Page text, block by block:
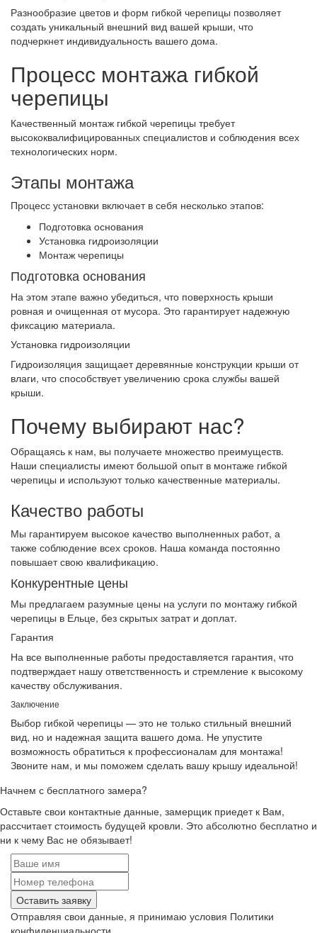
Разнообразие цветов и форм гибкой черепицы позволяет
создать уникальный внешний вид вашей крыши, что
подчеркнет индивидуальность вашего дома.
Процесс монтажа гибкой
черепицы
Качественный монтаж гибкой черепицы требует
высококвалифицированных специалистов и соблюдения всех
технологических норм.
Этапы монтажа
Процесс установки включает в себя несколько этапов:
Подготовка основания
Установка гидроизоляции
Монтаж черепицы
Подготовка основания
На этом этапе важно убедиться, что поверхность крыши
ровная и очищенная от мусора. Это гарантирует надежную
фиксацию материала.
Установка гидроизоляции
Гидроизоляция защищает деревянные конструкции крыши от
влаги, что способствует увеличению срока службы вашей
крыши.
Почему выбирают нас?
Обращаясь к нам, вы получаете множество преимуществ.
Наши специалисты имеют большой опыт в монтаже гибкой
черепицы и используют только качественные материалы.
Качество работы
Мы гарантируем высокое качество выполненных работ, а
также соблюдение всех сроков. Наша команда постоянно
повышает свою квалификацию.
Конкурентные цены
Мы предлагаем разумные цены на услуги по монтажу гибкой
черепицы в Ельце, без скрытых затрат и доплат.
Гарантия
На все выполненные работы предоставляется гарантия, что
подтверждает нашу ответственность и стремление к высокому
качеству обслуживания.
Заключение
Выбор гибкой черепицы — это не только стильный внешний
вид, но и надежная защита вашего дома. Не упустите
возможность обратиться к профессионалам для монтажа!
Звоните нам, и мы поможем сделать вашу крышу идеальной!
Начнем с бесплатного замера?
Оставьте свои контактные данные, замерщик приедет к Вам,
рассчитает стоимость будущей кровли. Это абсолютно бесплатно и
ни к чему Вас не обязывает!
Оставить заявку
Отправляя свои данные, я принимаю условия Политики
конфиденциальности